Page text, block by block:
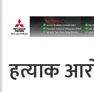
हत्याक